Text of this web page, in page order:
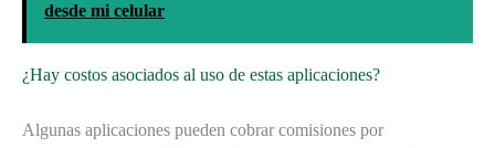
desde mi celular
¿Hay costos asociados al uso de estas aplicaciones?
Algunas aplicaciones pueden cobrar comisiones por